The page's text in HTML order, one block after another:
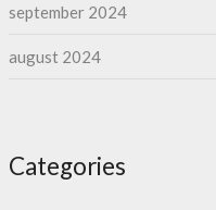
september 2024
august 2024
Categories